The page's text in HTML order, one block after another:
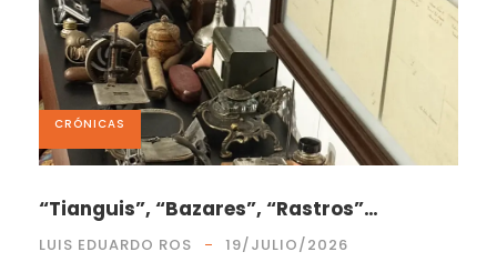
CRÓNICAS
“Tianguis”, “Bazares”, “Rastros”…
LUIS EDUARDO ROS 19/JULIO/2026